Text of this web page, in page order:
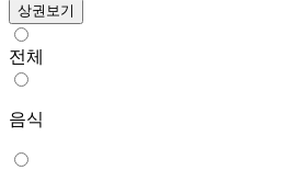
상권보기
전체
음식